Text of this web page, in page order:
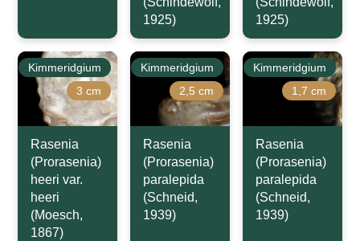
1925)
1925)
Kimmeridgium
3 cm
Rasenia
(Prorasenia)
heeri var.
heeri
(Moesch,
1867)
Kimmeridgium
2,5 cm
Rasenia
(Prorasenia)
paralepida
(Schneid,
1939)
Kimmeridgium
1,7 cm
Rasenia
(Prorasenia)
paralepida
(Schneid,
1939)